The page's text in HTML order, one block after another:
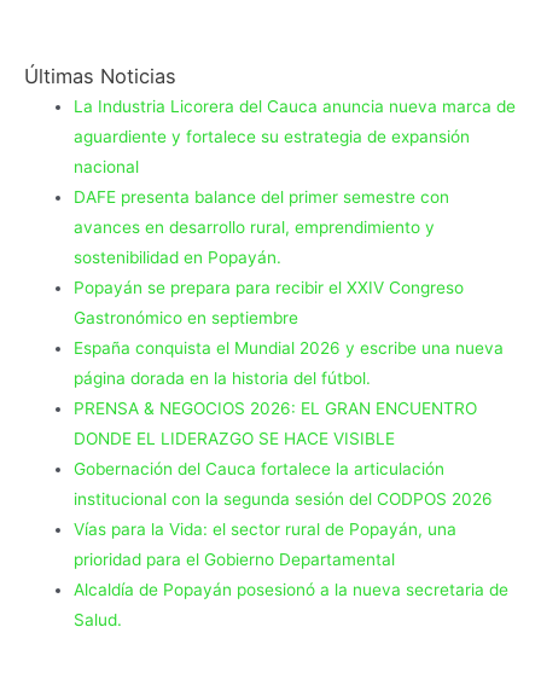
Últimas Noticias
La Industria Licorera del Cauca anuncia nueva marca de
aguardiente y fortalece su estrategia de expansión
nacional
DAFE presenta balance del primer semestre con
avances en desarrollo rural, emprendimiento y
sostenibilidad en Popayán.
Popayán se prepara para recibir el XXIV Congreso
Gastronómico en septiembre
España conquista el Mundial 2026 y escribe una nueva
página dorada en la historia del fútbol.
PRENSA & NEGOCIOS 2026: EL GRAN ENCUENTRO
DONDE EL LIDERAZGO SE HACE VISIBLE
Gobernación del Cauca fortalece la articulación
institucional con la segunda sesión del CODPOS 2026
Vías para la Vida: el sector rural de Popayán, una
prioridad para el Gobierno Departamental
Alcaldía de Popayán posesionó a la nueva secretaria de
Salud.